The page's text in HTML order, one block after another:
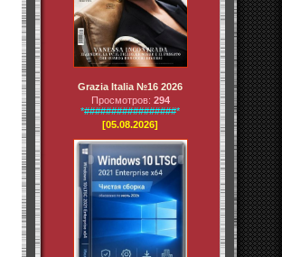
Grazia Italia №16 2026
Просмотров: 294
*#################*
[05.08.2026]